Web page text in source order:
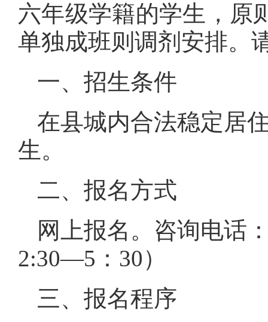
六年级学籍的学生，原
单独成班则调剂安排。
一、招生条件
在县城内合法稳定居
生。
二、报名方式
网上报名。咨询电话
2:30—5：30）
三、报名程序